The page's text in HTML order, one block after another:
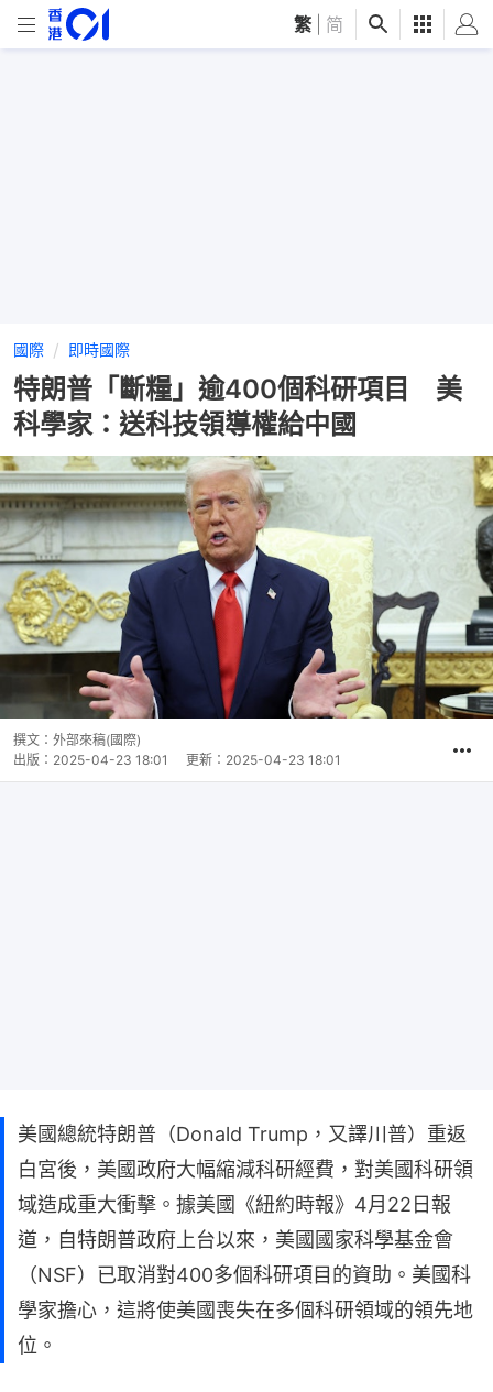
繁 简
國際 即時國際
特朗普「斷糧」逾400個科研項目 美
科學家：送科技領導權給中國
撰文： 外部來稿(國際)
出版： 2025-04-23 18:01 更新： 2025-04-23 18:01
美國總統特朗普（Donald Trump，又譯川普）重返
白宮後，美國政府大幅縮減科研經費，對美國科研領
域造成重大衝擊。據美國《紐約時報》4月22日報
道，自特朗普政府上台以來，美國國家科學基金會
（NSF）已取消對400多個科研項目的資助。美國科
學家擔心，這將使美國喪失在多個科研領域的領先地
位。